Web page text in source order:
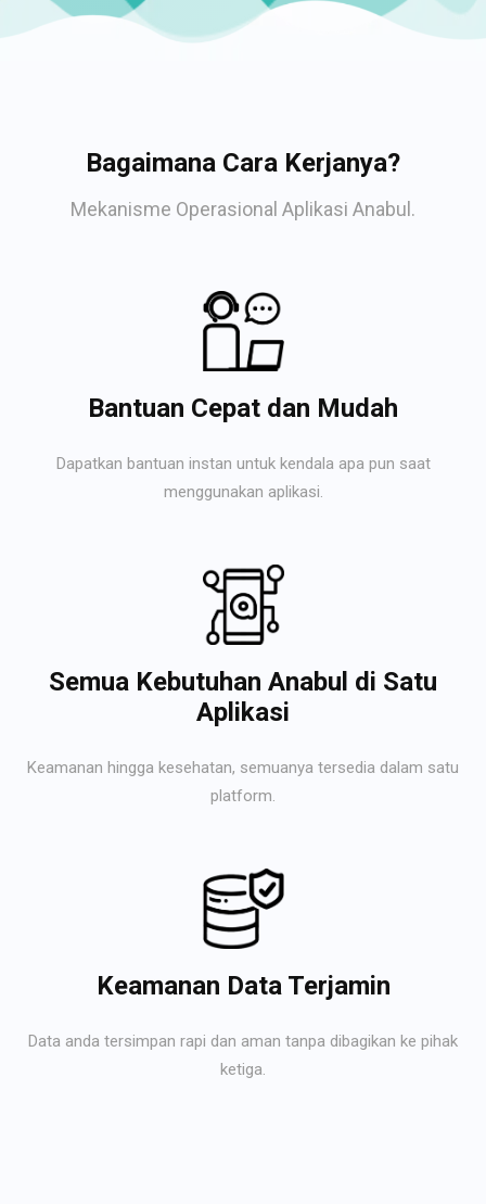
Bagaimana Cara Kerjanya?
Mekanisme Operasional Aplikasi Anabul.
Bantuan Cepat dan Mudah
Dapatkan bantuan instan untuk kendala apa pun saat
menggunakan aplikasi.
Semua Kebutuhan Anabul di Satu
Aplikasi
Keamanan hingga kesehatan, semuanya tersedia dalam satu
platform.
Keamanan Data Terjamin
Data anda tersimpan rapi dan aman tanpa dibagikan ke pihak
ketiga.